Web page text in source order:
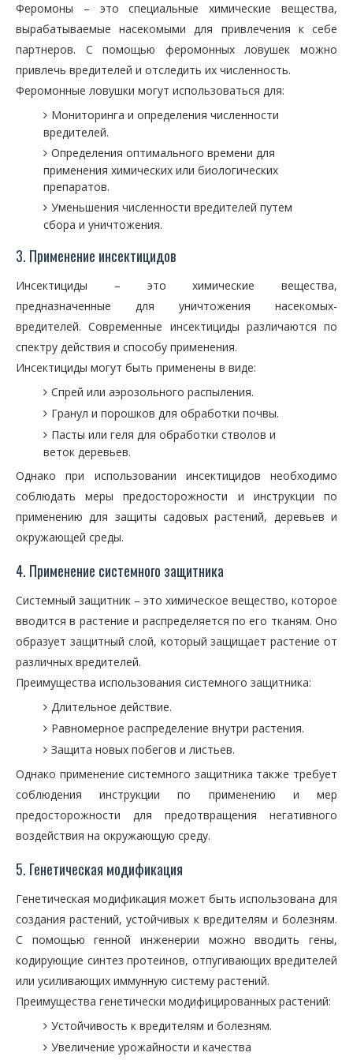
Феромоны – это специальные химические вещества,
вырабатываемые насекомыми для привлечения к себе
партнеров. С помощью феромонных ловушек можно
привлечь вредителей и отследить их численность.
Феромонные ловушки могут использоваться для:
Мониторинга и определения численности
вредителей.
Определения оптимального времени для
применения химических или биологических
препаратов.
Уменьшения численности вредителей путем
сбора и уничтожения.
3. Применение инсектицидов
Инсектициды – это химические вещества,
предназначенные для уничтожения насекомых-
вредителей. Современные инсектициды различаются по
спектру действия и способу применения.
Инсектициды могут быть применены в виде:
Спрей или аэрозольного распыления.
Гранул и порошков для обработки почвы.
Пасты или геля для обработки стволов и
веток деревьев.
Однако при использовании инсектицидов необходимо
соблюдать меры предосторожности и инструкции по
применению для защиты садовых растений, деревьев и
окружающей среды.
4. Применение системного защитника
Системный защитник – это химическое вещество, которое
вводится в растение и распределяется по его тканям. Оно
образует защитный слой, который защищает растение от
различных вредителей.
Преимущества использования системного защитника:
Длительное действие.
Равномерное распределение внутри растения.
Защита новых побегов и листьев.
Однако применение системного защитника также требует
соблюдения инструкции по применению и мер
предосторожности для предотвращения негативного
воздействия на окружающую среду.
5. Генетическая модификация
Генетическая модификация может быть использована для
создания растений, устойчивых к вредителям и болезням.
С помощью генной инженерии можно вводить гены,
кодирующие синтез протеинов, отпугивающих вредителей
или усиливающих иммунную систему растений.
Преимущества генетически модифицированных растений:
Устойчивость к вредителям и болезням.
Увеличение урожайности и качества